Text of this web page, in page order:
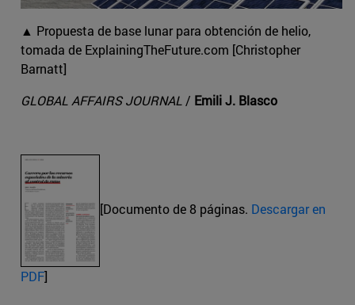
▲ Propuesta de base lunar para obtención de helio,
tomada de ExplainingTheFuture.com [Christopher
Barnatt]
GLOBAL AFFAIRS JOURNAL / Emili J. Blasco
[Documento de 8 páginas. Descargar en
PDF]